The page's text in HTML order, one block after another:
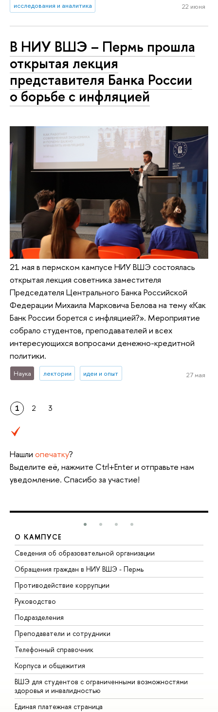
исследования и аналитика 22 июня
В НИУ ВШЭ – Пермь прошла
открытая лекция
представителя Банка России
о борьбе с инфляцией
21 мая в пермском кампусе НИУ ВШЭ состоялась
открытая лекция советника заместителя
Председателя Центрального Банка Российской
Федерации Михаила Марковича Белова на тему «Как
Банк России борется с инфляцией?». Мероприятие
собрало студентов, преподавателей и всех
интересующихся вопросами денежно-кредитной
политики.
Наука лектории идеи и опыт 27 мая
1 2 3
Нашли опечатку?
Выделите её, нажмите Ctrl+Enter и отправьте нам
уведомление. Спасибо за участие!
О КАМПУСЕ
Сведения об образовательной организации
Обращения граждан в НИУ ВШЭ - Пермь
Противодействие коррупции
Руководство
Подразделения
Преподаватели и сотрудники
Телефонный справочник
Корпуса и общежития
ВШЭ для студентов с ограниченными возможностями
здоровья и инвалидностью
Единая платежная страница